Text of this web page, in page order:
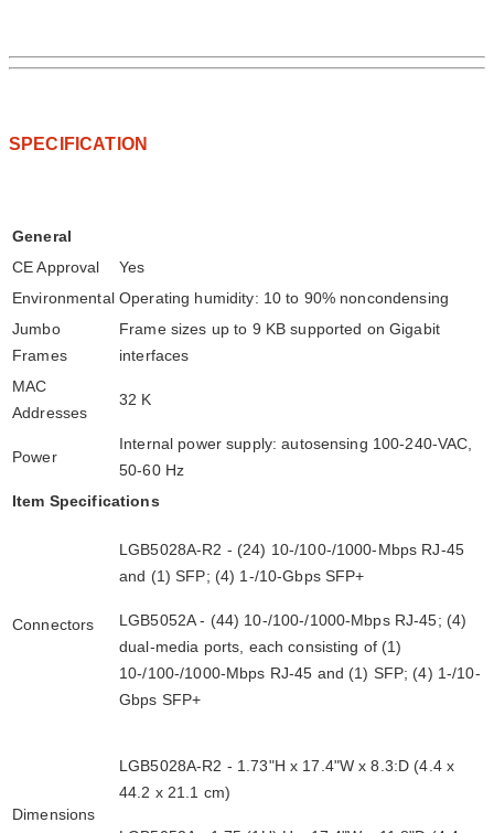
SPECIFICATION
General
CE Approval
Yes
Environmental Operating humidity: 10 to 90% noncondensing
Jumbo
Frames
Frame sizes up to 9 KB supported on Gigabit
interfaces
MAC
Addresses
32 K
Power
Internal power supply: autosensing 100-240-VAC,
50-60 Hz
Item Specifications
Connectors
LGB5028A-R2 - (24) 10-/100-/1000-Mbps RJ-45
and (1) SFP; (4) 1-/10-Gbps SFP+
LGB5052A - (44) 10-/100-/1000-Mbps RJ-45; (4)
dual-media ports, each consisting of (1)
10-/100-/1000-Mbps RJ-45 and (1) SFP; (4) 1-/10-
Gbps SFP+
Dimensions
LGB5028A-R2 - 1.73"H x 17.4"W x 8.3:D (4.4 x
44.2 x 21.1 cm)